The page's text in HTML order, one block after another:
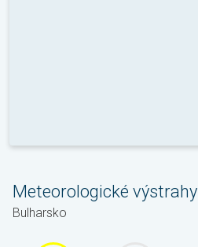
Meteorologické výstrahy
Bulharsko